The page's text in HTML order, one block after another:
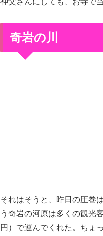
奇岩の川
それはそうと、昨日の圧巻
う奇岩の河原は多くの観光
円）で運んでくれた。ちょ